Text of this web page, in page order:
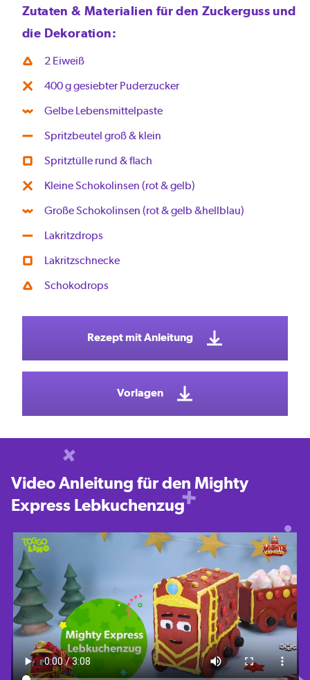
Zutaten & Materialien für den Zuckerguss und
die Dekoration:
2 Eiweiß
400 g gesiebter Puderzucker
Gelbe Lebensmittelpaste
Spritzbeutel groß & klein
Spritztülle rund & flach
Kleine Schokolinsen (rot & gelb)
Große Schokolinsen (rot & gelb &hellblau)
Lakritzdrops
Lakritzschnecke
Schokodrops
Rezept mit Anleitung
Vorlagen
Video Anleitung für den Mighty
Express Lebkuchenzug